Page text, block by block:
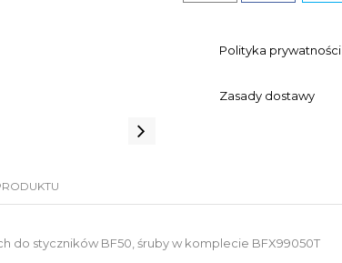
Polityka prywatności
Zasady dostawy
do styczników BF50, śruby w komplecie BFX99050T